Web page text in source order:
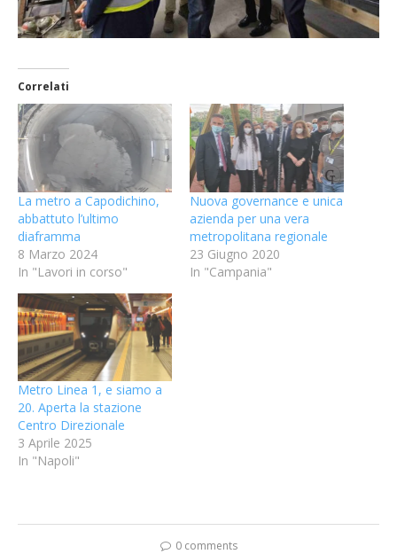
Correlati
La metro a Capodichino,
abbattuto l’ultimo
diaframma
8 Marzo 2024
In "Lavori in corso"
Nuova governance e unica
azienda per una vera
metropolitana regionale
23 Giugno 2020
In "Campania"
Metro Linea 1, e siamo a
20. Aperta la stazione
Centro Direzionale
3 Aprile 2025
In "Napoli"
0 comments